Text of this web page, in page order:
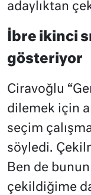
adaylıktan
İbre ikinci
gösteriyor
Ciravoğlu
dilemek için
seçim
söyledi.
Ben de
çekildiğime